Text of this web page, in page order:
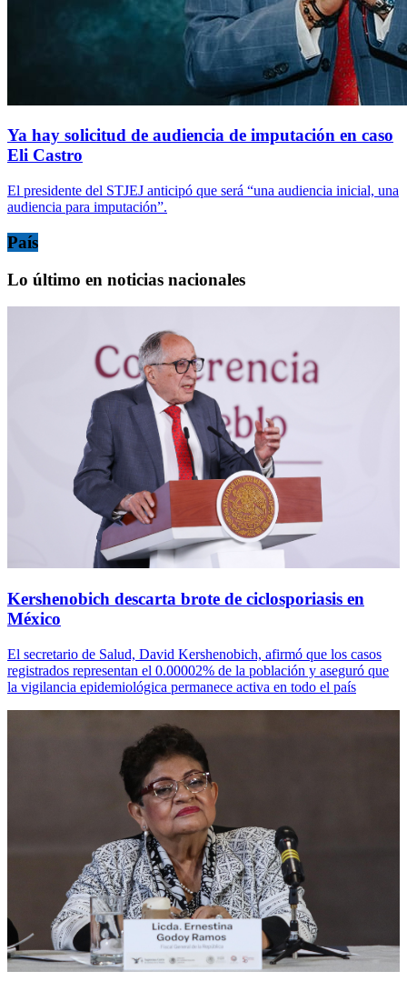
Ya hay solicitud de audiencia de imputación en caso
Eli Castro
El presidente del STJEJ anticipó que será “una audiencia inicial, una
audiencia para imputación”.
País
Lo último en noticias nacionales
Kershenobich descarta brote de ciclosporiasis en
México
El secretario de Salud, David Kershenobich, afirmó que los casos
registrados representan el 0.00002% de la población y aseguró que
la vigilancia epidemiológica permanece activa en todo el país